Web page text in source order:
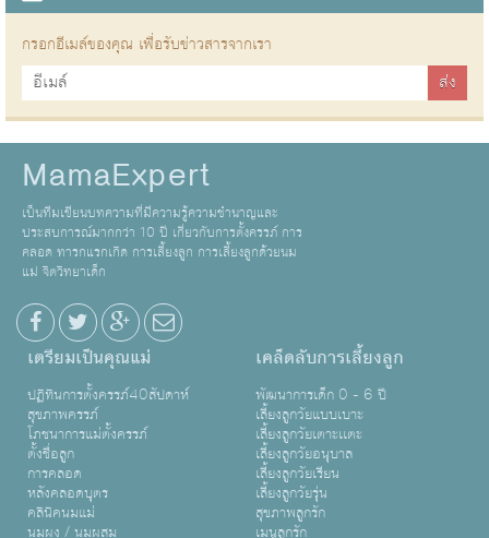
กรอกอีเมล์ของคุณ เพื่อรับข่าวสารจากเรา
MamaExpert
เป็นทีมเขียนบทความที่มีความรู้ความชำนาญและ
ประสบการณ์มากกว่า 10 ปี เกี่ยวกับการตั้งครรภ์ การ
คลอด ทารกแรกเกิด การเลี้ยงลูก การเลี้ยงลูกด้วยนม
แม่ จิตวิทยาเด็ก
เตรียมเป็นคุณแม่
ปฏิทินการตั้งครรภ์40สัปดาห์
สุขภาพครรภ์
โภชนาการแม่ตั้งครรภ์
ตั้งชื่อลูก
การคลอด
หลังคลอดบุตร
คลินิคนมแม่
นมผง / นมผสม
เคล็ดลับการเลี้ยงลูก
พัฒนาการเด็ก 0 - 6 ปี
เลี้ยงลูกวัยแบบเบาะ
เลี้ยงลูกวัยเตาะเเตะ
เลี้ยงลูกวัยอนุบาล
เลี้ยงลูกวัยเรียน
เลี้ยงลูกวัยรุ่น
สุขภาพลูกรัก
เมนูลูกรัก